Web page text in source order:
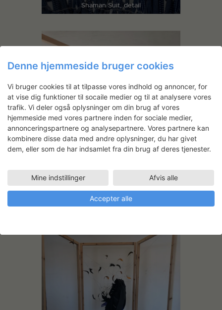
Shaman Suit, detail
Healing Dress, detail.
Denne hjemmeside bruger cookies
Vi bruger cookies til at tilpasse vores indhold og annoncer, for
at vise dig funktioner til socaile medier og til at analysere vores
trafik. Vi deler også oplysninger om din brug af vores
hjemmeside med vores partnere inden for sociale medier,
annonceringspartnere og analysepartnere. Vores partnere kan
kombinere disse data med andre oplysninger, du har givet
dem, eller som de har indsamlet fra din brug af deres tjenester.
Mine indstillinger Afvis alle
Accepter alle